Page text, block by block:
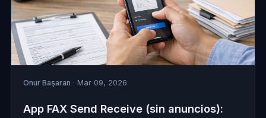
Onur Başaran · Mar 09, 2026
App FAX Send Receive (sin anuncios):